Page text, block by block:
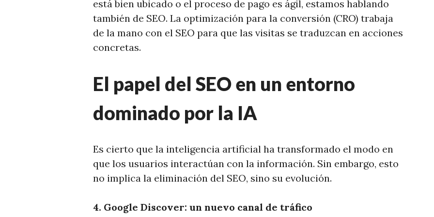
está bien ubicado o el proceso de pago es ágil, estamos hablando
también de SEO. La optimización para la conversión (CRO) trabaja
de la mano con el SEO para que las visitas se traduzcan en acciones
concretas.
El papel del SEO en un entorno
dominado por la IA
Es cierto que la inteligencia artificial ha transformado el modo en
que los usuarios interactúan con la información. Sin embargo, esto
no implica la eliminación del SEO, sino su evolución.
4. Google Discover: un nuevo canal de tráfico